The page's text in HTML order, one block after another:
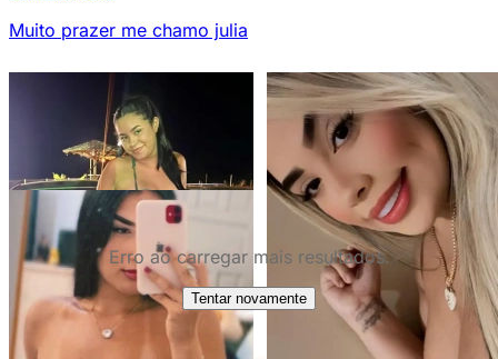
Muito prazer me chamo julia
6
Amanda40
Erro ao carregar mais resultados.
Tentar novamente